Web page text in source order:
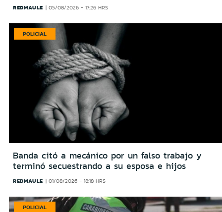
REDMAULE 05/08/2026 - 17:26 HRS
POLICIAL
Banda citó a mecánico por un falso trabajo y
terminó secuestrando a su esposa e hijos
REDMAULE 01/08/2026 - 18:18 HRS
POLICIAL